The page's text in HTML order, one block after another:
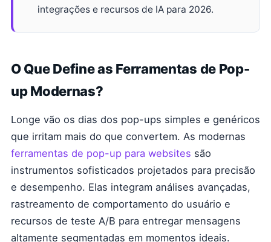
integrações e recursos de IA para 2026.
O Que Define as Ferramentas de Pop-
up Modernas?
Longe vão os dias dos pop-ups simples e genéricos
que irritam mais do que convertem. As modernas
ferramentas de pop-up para websites são
instrumentos sofisticados projetados para precisão
e desempenho. Elas integram análises avançadas,
rastreamento de comportamento do usuário e
recursos de teste A/B para entregar mensagens
altamente segmentadas em momentos ideais.